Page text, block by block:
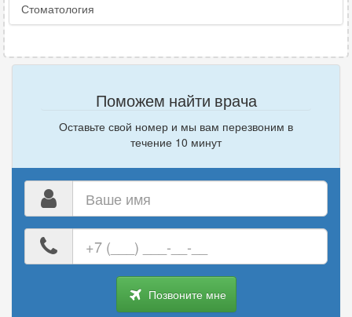
Стоматология
Поможем найти врача
Оставьте свой номер и мы вам перезвоним в
течение 10 минут
номер
телефона
Позвоните мне